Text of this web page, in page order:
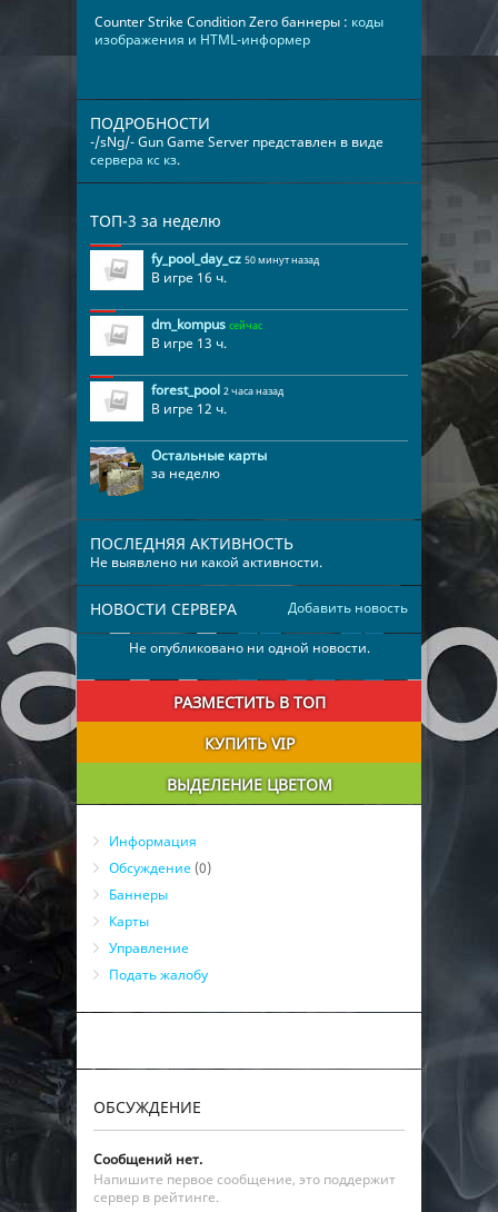
Counter Strike Condition Zero баннеры : коды
изображения и HTML-информер
ПОДРОБНОСТИ
-/sNg/- Gun Game Server представлен в виде
сервера кс кз.
ТОП-3 за неделю
fy_pool_day_cz 50 минут назад
В игре 16 ч.
dm_kompus сейчас
В игре 13 ч.
forest_pool 2 часа назад
В игре 12 ч.
Остальные карты
за неделю
ПОСЛЕДНЯЯ АКТИВНОСТЬ
Не выявлено ни какой активности.
Добавить новость
НОВОСТИ СЕРВЕРА
Не опубликовано ни одной новости.
РАЗМЕСТИТЬ В ТОП
КУПИТЬ VIP
ВЫДЕЛЕНИЕ ЦВЕТОМ
Информация
Обсуждение (0)
Баннеры
Карты
Управление
Подать жалобу
ОБСУЖДЕНИЕ
Сообщений нет.
Напишите первое сообщение, это поддержит
сервер в рейтинге.